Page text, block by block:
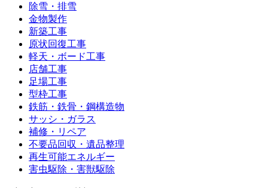
除雪・排雪
金物製作
新築工事
原状回復工事
軽天・ボード工事
店舗工事
足場工事
型枠工事
鉄筋・鉄骨・鋼構造物
サッシ・ガラス
補修・リペア
不要品回収・遺品整理
再生可能エネルギー
害虫駆除・害獣駆除